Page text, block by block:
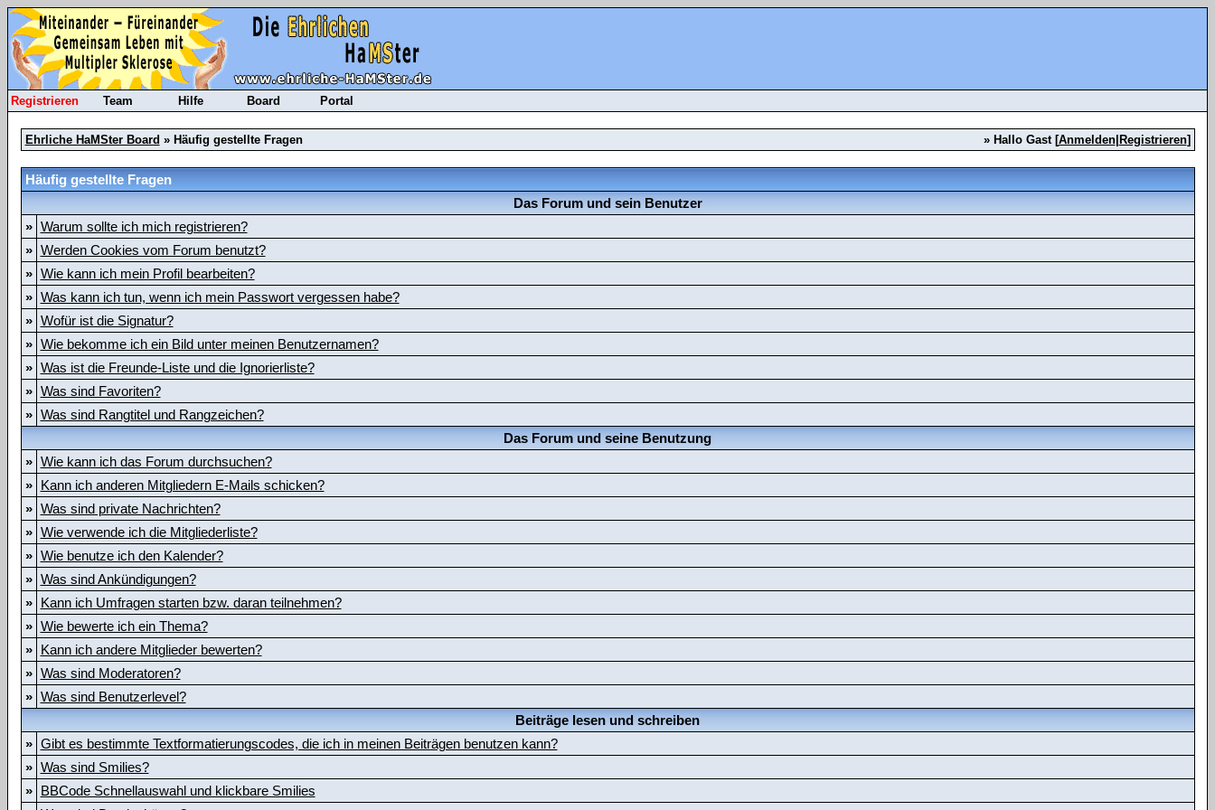
Registrieren Team Hilfe Board Portal
Ehrliche HaMSter Board » Häufig gestellte Fragen » Hallo Gast [Anmelden| Registrieren]
Häufig gestellte Fragen
Das Forum und sein Benutzer
» Warum sollte ich mich registrieren?
» Werden Cookies vom Forum benutzt?
» Wie kann ich mein Profil bearbeiten?
» Was kann ich tun, wenn ich mein Passwort vergessen habe?
» Wofür ist die Signatur?
» Wie bekomme ich ein Bild unter meinen Benutzernamen?
» Was ist die Freunde-Liste und die Ignorierliste?
» Was sind Favoriten?
» Was sind Rangtitel und Rangzeichen?
Das Forum und seine Benutzung
» Wie kann ich das Forum durchsuchen?
»
Kann ich anderen Mitgliedern E-Mails schicken?
» Was sind private Nachrichten?
» Wie verwende ich die Mitgliederliste?
» Wie benutze ich den Kalender?
» Was sind Ankündigungen?
»
Kann ich Umfragen starten bzw. daran teilnehmen?
» Wie bewerte ich ein Thema?
»
Kann ich andere Mitglieder bewerten?
» Was sind Moderatoren?
» Was sind Benutzerlevel?
Beiträge lesen und schreiben
» Gibt es bestimmte Textformatierungscodes, die ich in meinen Beiträgen benutzen kann?
» Was sind Smilies?
»
BBCode Schnellauswahl und klickbare Smilies